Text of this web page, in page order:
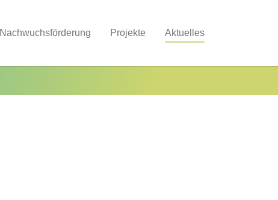
Nachwuchsförderung Projekte Aktuelles